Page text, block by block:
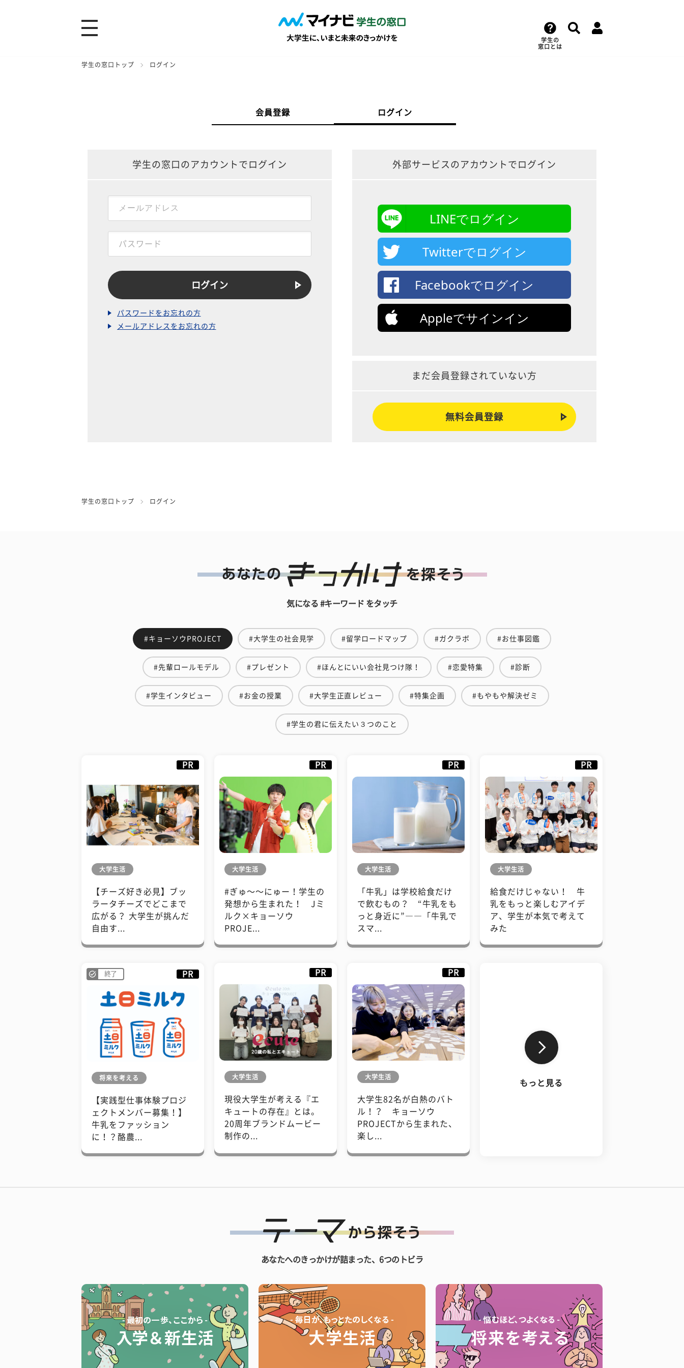
学生の
窓口とは
学生の窓口トップ ログイン
会員登録 ログイン
学生の窓口のアカウントでログイン
パスワードをお忘れの方
メールアドレスをお忘れの方
外部サービスのアカウントでログイン
LINEでログイン
Twitterでログイン
Facebookでログイン
Appleでサインイン
まだ会員登録されていない方
無料会員登録
学生の窓口トップ ログイン
気になる #キーワード をタッチ
#キョーソウPROJECT #大学生の社会見学 #留学ロードマップ #ガクラボ #お仕事図鑑
#先輩ロールモデル #プレゼント #ほんとにいい会社見つけ隊！ #恋愛特集 #診断
#学生インタビュー #お金の授業 #大学生正直レビュー #特集企画 #もやもや解決ゼミ
#学生の君に伝えたい３つのこと
PR
大学生活
【チーズ好き必見】ブッ
ラータチーズでどこまで
広がる？ 大学生が挑んだ
自由す...
PR
大学生活
#ぎゅ〜〜にゅー！学生の
発想から生まれた！ Jミ
ルク×キョーソウ
PROJE...
PR
大学生活
「牛乳」は学校給食だけ
で飲むもの？ “牛乳をも
っと身近に”――「牛乳で
スマ...
PR
大学生活
給食だけじゃない！ 牛
乳をもっと楽しむアイデ
ア、学生が本気で考えて
みた
終了 PR
将来を考える
【実践型仕事体験プロジ
ェクトメンバー募集！】
牛乳をファッション
に！？酪農...
PR
大学生活
現役大学生が考える『エ
キュートの存在』とは。
20周年ブランドムービー
制作の...
PR
大学生活
大学生82名が白熱のバト
ル！？ キョーソウ
PROJECTから生まれた、
楽し...
もっと見る
あなたへのきっかけが詰まった、6つのトビラ